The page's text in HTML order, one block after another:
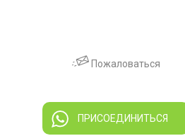
Пожаловаться
ПРИСОЕДИНИТЬСЯ